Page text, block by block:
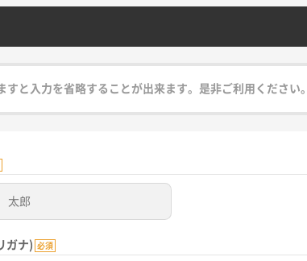
と入力を省略することが出来ます。是非ご利用ください。
ガナ) 必須